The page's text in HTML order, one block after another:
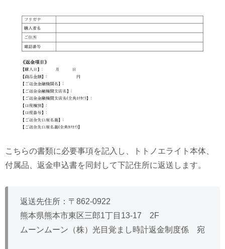
こちらの書類に必要事項を記入し、トトノエライト本体、
付属品、返金申込書を同封して下記住所に返送します。
返送先住所：〒862-0922
熊本県熊本市東区三郎1丁目13-17 2F
ムーンムーン（株）光目覚まし時計返金制度係 宛